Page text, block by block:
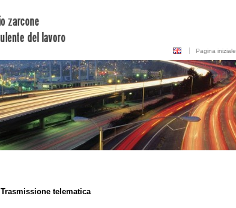
Pagina iniziale
Trasmissione telematica